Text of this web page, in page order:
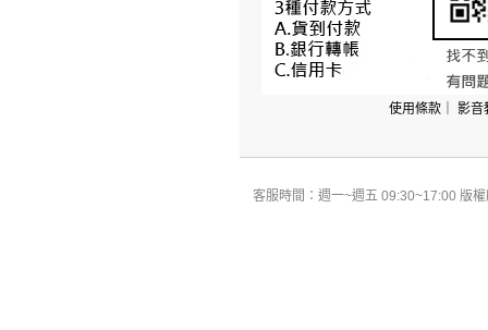
使用條款 影音
客服時間：週一~週五 09:30~17:00 版